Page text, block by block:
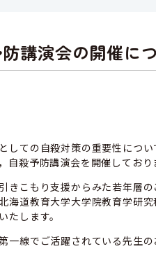
講演会の開催に
しての自殺対策の重要性につ
自殺予防講演会を開催しており
きこもり支援からみた若年層
海道教育大学大学院教育学研
たします。
一線でご活躍されている先生